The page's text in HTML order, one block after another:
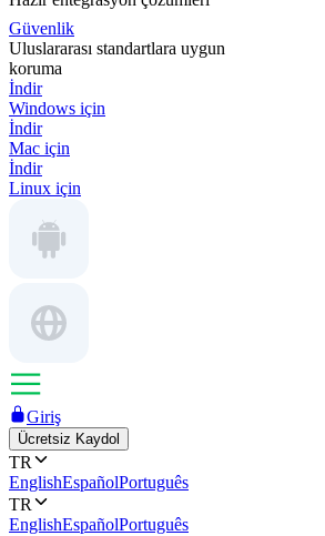
Güvenlik
Uluslararası standartlara uygun
koruma
İndir
Windows için
İndir
Mac için
İndir
Linux için
Giriş
Ücretsiz Kaydol
TR
EnglishEspañolPortuguês
TR
EnglishEspañolPortuguês